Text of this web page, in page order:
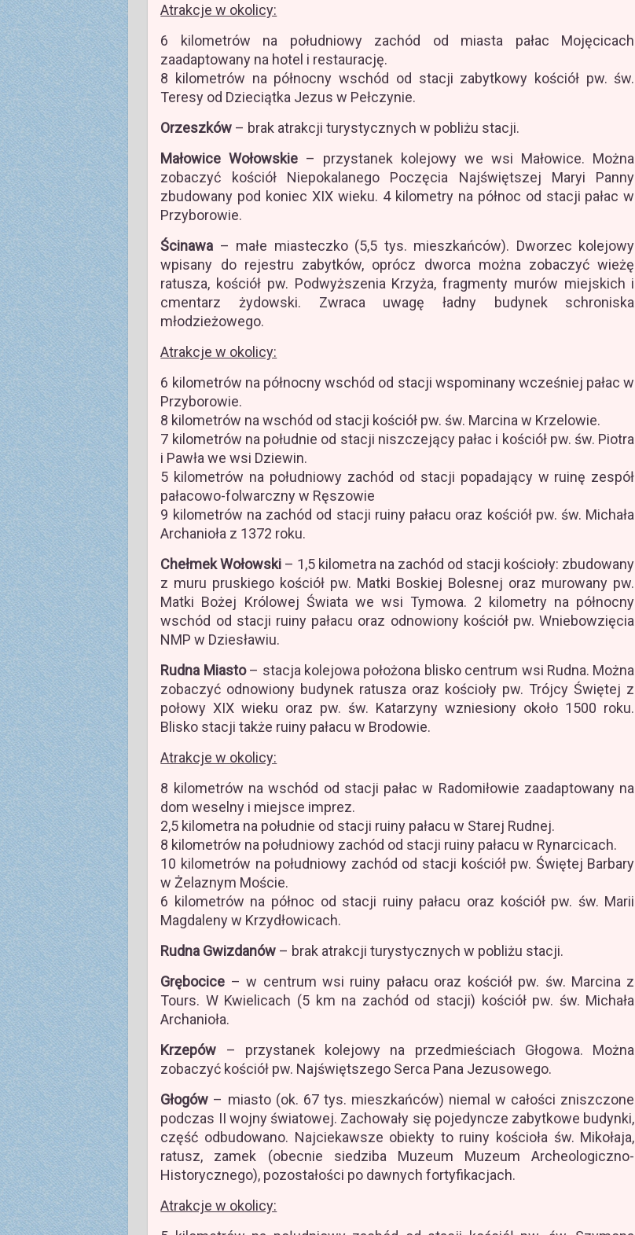
Atrakcje w okolicy:
6 kilometrów na południowy zachód od miasta pałac Mojęcicach
zaadaptowany na hotel i restaurację.
8 kilometrów na północny wschód od stacji zabytkowy kościół pw. św.
Teresy od Dzieciątka Jezus w Pełczynie.
Orzeszków – brak atrakcji turystycznych w pobliżu stacji.
Małowice Wołowskie – przystanek kolejowy we wsi Małowice. Można
zobaczyć kościół Niepokalanego Poczęcia Najświętszej Maryi Panny
zbudowany pod koniec XIX wieku. 4 kilometry na północ od stacji pałac w
Przyborowie.
Ścinawa – małe miasteczko (5,5 tys. mieszkańców). Dworzec kolejowy
wpisany do rejestru zabytków, oprócz dworca można zobaczyć wieżę
ratusza, kościół pw. Podwyższenia Krzyża, fragmenty murów miejskich i
cmentarz żydowski. Zwraca uwagę ładny budynek schroniska
młodzieżowego.
Atrakcje w okolicy:
6 kilometrów na północny wschód od stacji wspominany wcześniej pałac w
Przyborowie.
8 kilometrów na wschód od stacji kościół pw. św. Marcina w Krzelowie.
7 kilometrów na południe od stacji niszczejący pałac i kościół pw. św. Piotra
i Pawła we wsi Dziewin.
5 kilometrów na południowy zachód od stacji popadający w ruinę zespół
pałacowo-folwarczny w Ręszowie
9 kilometrów na zachód od stacji ruiny pałacu oraz kościół pw. św. Michała
Archanioła z 1372 roku.
Chełmek Wołowski – 1,5 kilometra na zachód od stacji kościoły: zbudowany
z muru pruskiego kościół pw. Matki Boskiej Bolesnej oraz murowany pw.
Matki Bożej Królowej Świata we wsi Tymowa. 2 kilometry na północny
wschód od stacji ruiny pałacu oraz odnowiony kościół pw. Wniebowzięcia
NMP w Dziesławiu.
Rudna Miasto– stacja kolejowa położona blisko centrum wsi Rudna. Można
zobaczyć odnowiony budynek ratusza oraz kościoły pw. Trójcy Świętej z
połowy XIX wieku oraz pw. św. Katarzyny wzniesiony około 1500 roku.
Blisko stacji także ruiny pałacu w Brodowie.
Atrakcje w okolicy:
8 kilometrów na wschód od stacji pałac w Radomiłowie zaadaptowany na
dom weselny i miejsce imprez.
2,5 kilometra na południe od stacji ruiny pałacu w Starej Rudnej.
8 kilometrów na południowy zachód od stacji ruiny pałacu w Rynarcicach.
10 kilometrów na południowy zachód od stacji kościół pw. Świętej Barbary
w Żelaznym Moście.
6 kilometrów na północ od stacji ruiny pałacu oraz kościół pw. św. Marii
Magdaleny w Krzydłowicach.
Rudna Gwizdanów – brak atrakcji turystycznych w pobliżu stacji.
Grębocice – w centrum wsi ruiny pałacu oraz kościół pw. św. Marcina z
Tours. W Kwielicach (5 km na zachód od stacji) kościół pw. św. Michała
Archanioła.
Krzepów – przystanek kolejowy na przedmieściach Głogowa. Można
zobaczyć kościół pw. Najświętszego Serca Pana Jezusowego.
Głogów – miasto (ok. 67 tys. mieszkańców) niemal w całości zniszczone
podczas II wojny światowej. Zachowały się pojedyncze zabytkowe budynki,
część odbudowano. Najciekawsze obiekty to ruiny kościoła św. Mikołaja,
ratusz, zamek (obecnie siedziba Muzeum Muzeum Archeologiczno-
Historycznego), pozostałości po dawnych fortyfikacjach.
Atrakcje w okolicy: